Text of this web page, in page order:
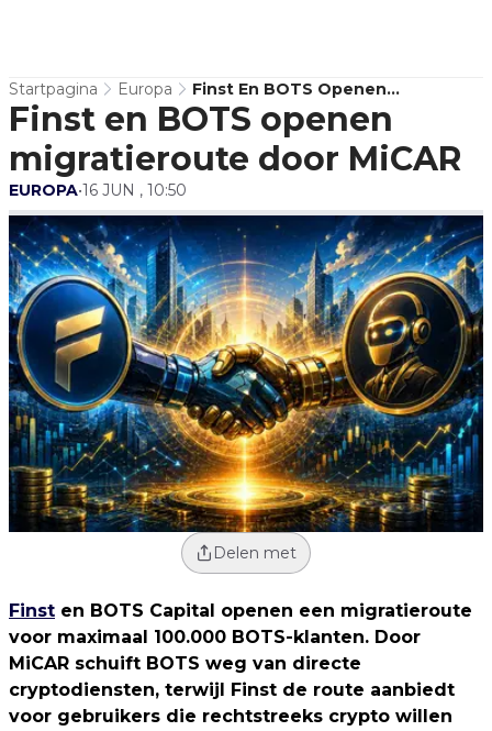
Startpagina Europa
Finst En BOTS Openen
Migratieroute Door MiCAR
Finst en BOTS openen
migratieroute door MiCAR
EUROPA•16 JUN , 10:50
Delen met
Finst en BOTS Capital openen een migratieroute
voor maximaal 100.000 BOTS-klanten. Door
MiCAR schuift BOTS weg van directe
cryptodiensten, terwijl Finst de route aanbiedt
voor gebruikers die rechtstreeks crypto willen